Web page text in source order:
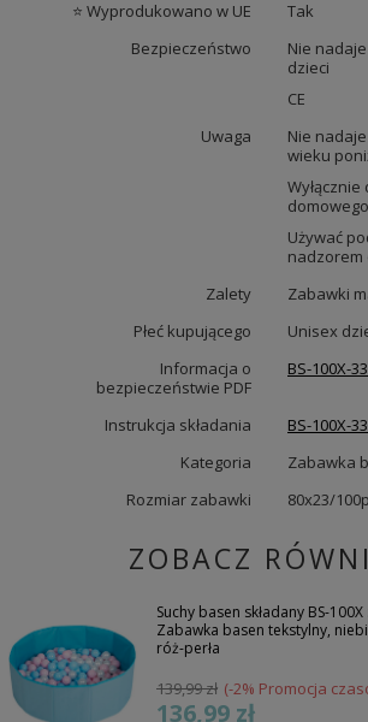
⭐ Wyprodukowano w UE
Tak
Bezpieczeństwo
Nie
dzieci
CE
Uwaga
Nie
wieku
domowego
Używać
nadzorem
Zalety
Zabawki
Płeć kupującego
Unisex
Informacja o
bezpieczeństwie PDF
BS-100X-
Instrukcja składania
BS-100X-
Kategoria
Zabawka
Rozmiar zabawki
80x23/
ZOBACZ
Suchy basen składany BS-
Zabawka basen tekstylny,
róż-perła
139,99 zł (-2% Promocja
136,99 zł